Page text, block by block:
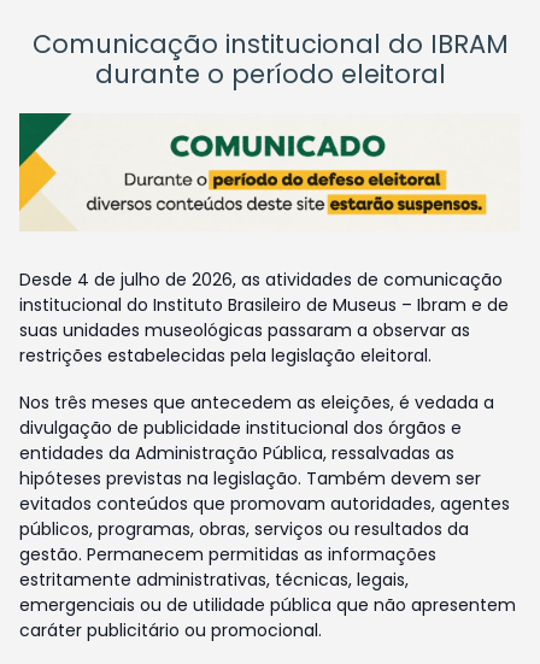
Comunicação institucional do IBRAM
durante o período eleitoral
Desde 4 de julho de 2026, as atividades de comunicação
institucional do Instituto Brasileiro de Museus – Ibram e de
suas unidades museológicas passaram a observar as
restrições estabelecidas pela legislação eleitoral.
Nos três meses que antecedem as eleições, é vedada a
divulgação de publicidade institucional dos órgãos e
entidades da Administração Pública, ressalvadas as
hipóteses previstas na legislação. Também devem ser
evitados conteúdos que promovam autoridades, agentes
públicos, programas, obras, serviços ou resultados da
gestão. Permanecem permitidas as informações
estritamente administrativas, técnicas, legais,
emergenciais ou de utilidade pública que não apresentem
caráter publicitário ou promocional.